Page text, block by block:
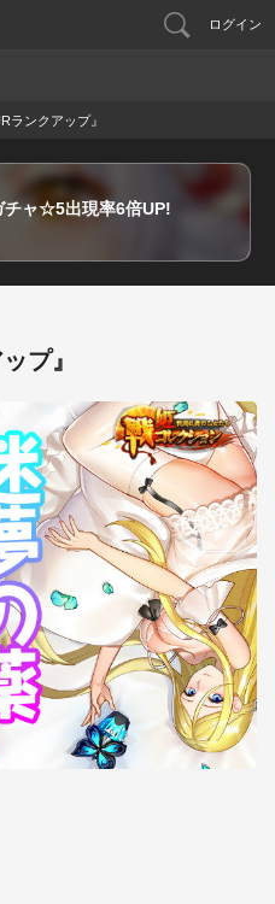
ログイン
ランクアップ』
チャ☆5出現率6倍UP!
プ』